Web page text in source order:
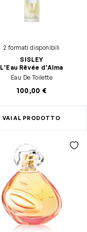
2 formati disponibili
SISLEY
L'Eau Rêvée d'Alma
Eau De Toilette
100,00 €
VAI AL PRODOTTO